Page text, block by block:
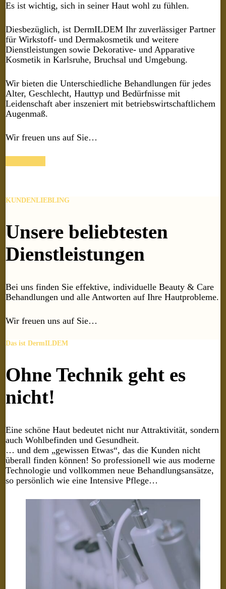
Es ist wichtig, sich in seiner Haut wohl zu fühlen.
Diesbezüglich, ist DermILDEM Ihr zuverlässiger Partner
für Wirkstoff- und Dermakosmetik und weitere
Dienstleistungen sowie Dekorative- und Apparative
Kosmetik in Karlsruhe, Bruchsal und Umgebung.
Wir bieten die Unterschiedliche Behandlungen für jedes
Alter, Geschlecht, Hauttyp und Bedürfnisse mit
Leidenschaft aber inszeniert mit betriebswirtschaftlichem
Augenmaß.
Wir freuen uns auf Sie…
KUNDENLIEBLING
Unsere beliebtesten
Dienstleistungen
Bei uns finden Sie effektive, individuelle Beauty & Care
Behandlungen und alle Antworten auf Ihre Hautprobleme.
Wir freuen uns auf Sie…
Das ist DermILDEM
Ohne Technik geht es
nicht!
Eine schöne Haut bedeutet nicht nur Attraktivität, sondern
auch Wohlbefinden und Gesundheit.
… und dem „gewissen Etwas“, das die Kunden nicht
überall finden können! So professionell wie aus moderne
Technologie und vollkommen neue Behandlungsansätze,
so persönlich wie eine Intensive Pflege…